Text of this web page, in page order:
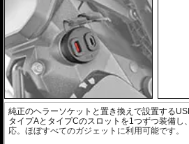
純正のヘラーソケットと置き換えで設置する
タイプAとタイプCのスロットを1つずつ装備し
応。ほぼすべてのガジェットに利用可能です。